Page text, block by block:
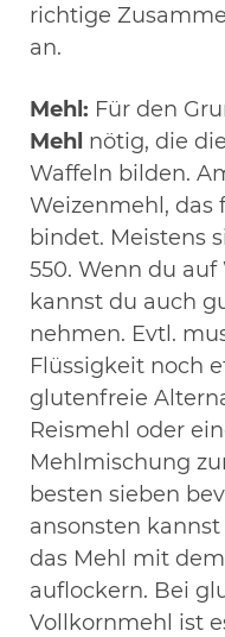
richtige
an.
Mehl: Für den
Mehl nötig, die
Waffeln bilden.
Weizenmehl,
bindet. Meistens
550. Wenn du auf
kannst du auch
nehmen. Evtl.
Flüssigkeit noch
glutenfreie
Reismehl oder
Mehlmischung
besten sieben
ansonsten
das Mehl mit
auflockern. Bei
Vollkornmehl ist